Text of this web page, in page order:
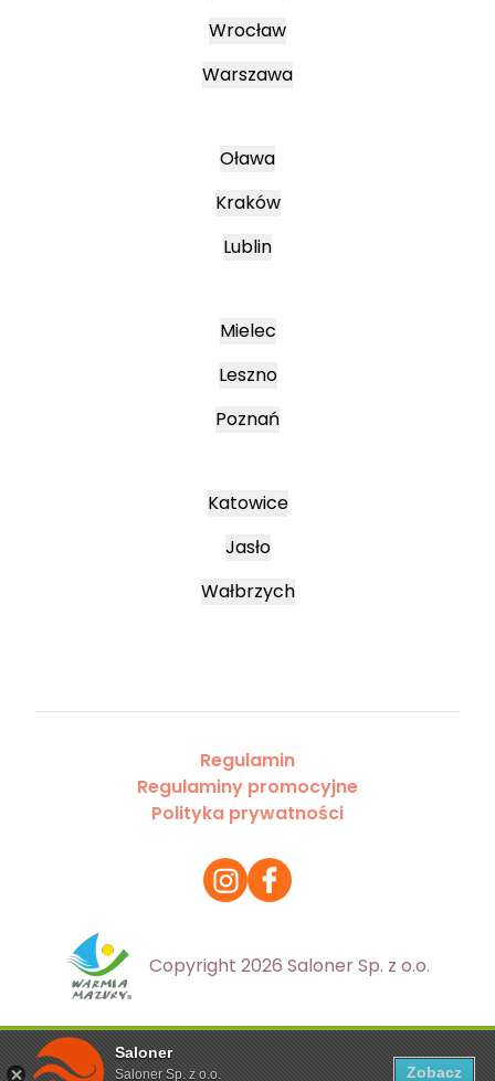
Saloner
Saloner Sp. z o.o. Zobacz
Ta strona korzysta z plików cookies. Aby dowiedzieć się
Wrocław
Warszawa
Oława
Kraków
Lublin
Mielec
Leszno
Poznań
Katowice
Jasło
Wałbrzych
Regulamin
Regulaminy promocyjne
Polityka prywatności
Copyright 2026 Saloner Sp. z o.o.